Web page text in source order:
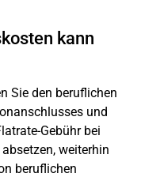
kann
Sie den beruflichen
und
Gebühr bei
weiterhin
beruflichen